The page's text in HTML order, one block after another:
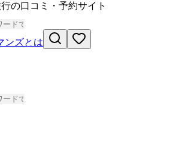
の口コミ・予約サイト
ンズとは